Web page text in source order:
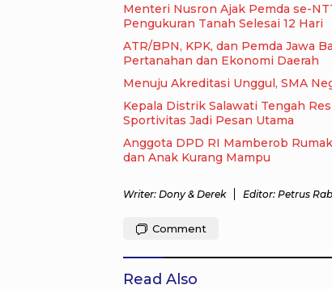
Menteri Nusron Ajak Pemda se-
Pengukuran Tanah Selesai 12 Hari
ATR/BPN, KPK, dan Pemda Jawa
Pertanahan dan Ekonomi Daerah
Kepala Distrik Salawati Tengah
Sportivitas Jadi Pesan Utama
Anggota DPD RI Mamberob
dan Anak Kurang Mampu
Writer: Dony & Derek Editor: Petrus
Comment
Read Also